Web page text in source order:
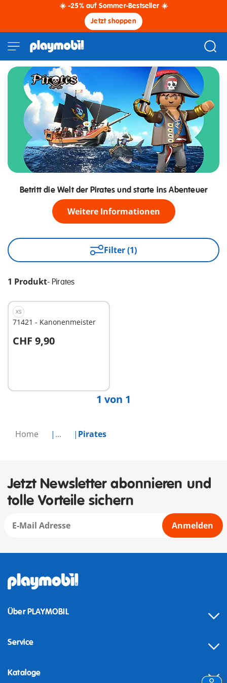
☀️ -25% auf Sommer-Bestseller ☀️
Jetzt shoppen
Home ... Pirates
Betritt die Welt der Pirates und starte ins Abenteuer
Weitere Informationen
Filter (1)
1 Produkt- Pirates
XS
71421 - Kanonenmeister
CHF 9,90
In den Warenkorb
1 von 1
Jetzt Newsletter abonnieren und
tolle Vorteile sichern
Anmelden
Über PLAYMOBIL
Service
Kataloge